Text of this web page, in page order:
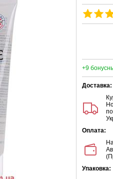
+9
Доставка:
Оплата:
Упаковка: